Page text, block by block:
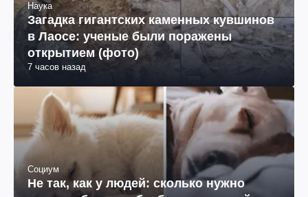
Наука
Загадка гигантских каменных кувшинов
в Лаосе: ученые были поражены
открытием (фото)
7 часов назад
Социум
Не так, как у людей: сколько нужно